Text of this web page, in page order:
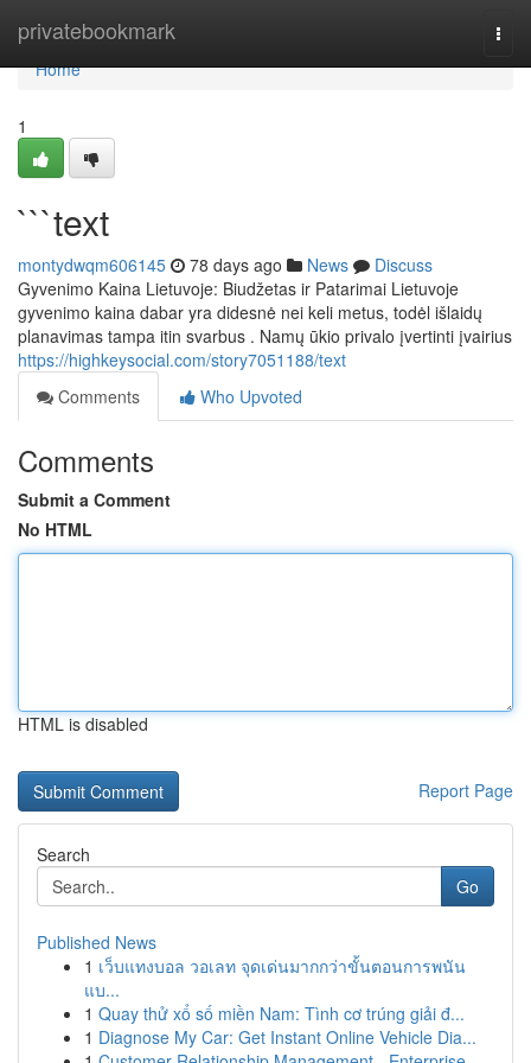
privatebookmark
Home
Home
1
```text
montydwqm606145 78 days ago News
Discuss
Gyvenimo Kaina Lietuvoje: Biudžetas ir Patarimai Lietuvoje
gyvenimo kaina dabar yra didesnė nei keli metus, todėl išlaidų
planavimas tampa itin svarbus . Namų ūkio privalo įvertinti įvairius
https://highkeysocial.com/story7051188/text
Comments
Who Upvoted
Comments
Submit a Comment
No HTML
HTML is disabled
Report Page
Search
Go
Published News
1 เว็บแทงบอล วอเลท จุดเด่นมากกว่าขั้นตอนการพนัน
แบ...
1 Quay thử xổ số miền Nam: Tình cơ trúng giải đ...
1 Diagnose My Car: Get Instant Online Vehicle Dia...